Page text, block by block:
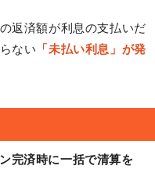
返済額が利息の支払いだ
ない 「未払い利息」が発
完済時に一括で清算を